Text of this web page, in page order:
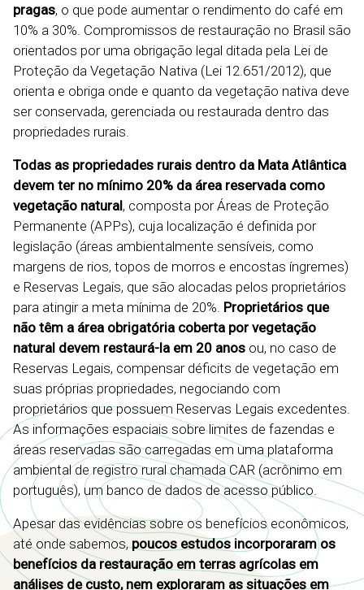
pragas, o que pode aumentar o rendimento do café em
10% a 30%. Compromissos de restauração no Brasil são
orientados por uma obrigação legal ditada pela Lei de
Proteção da Vegetação Nativa (Lei 12.651/2012), que
orienta e obriga onde e quanto da vegetação nativa deve
ser conservada, gerenciada ou restaurada dentro das
propriedades rurais.
Todas as propriedades rurais dentro da Mata Atlântica
devem ter no mínimo 20% da área reservada como
vegetação natural, composta por Áreas de Proteção
Permanente (APPs), cuja localização é definida por
legislação (áreas ambientalmente sensíveis, como
margens de rios, topos de morros e encostas íngremes)
e Reservas Legais, que são alocadas pelos proprietários
para atingir a meta mínima de 20%. Proprietários que
não têm a área obrigatória coberta por vegetação
natural devem restaurá-la em 20 anos ou, no caso de
Reservas Legais, compensar déficits de vegetação em
suas próprias propriedades, negociando com
proprietários que possuem Reservas Legais excedentes.
As informações espaciais sobre limites de fazendas e
áreas reservadas são carregadas em uma plataforma
ambiental de registro rural chamada CAR (acrônimo em
português), um banco de dados de acesso público.
Apesar das evidências sobre os benefícios econômicos,
até onde sabemos,poucos estudos incorporaram os
benefícios da restauração em terras agrícolas em
análises de custo, nem exploraram as situações em